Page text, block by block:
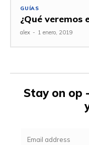
GUÍAS
¿Qué veremos
alex - 1 enero, 2019
Stay on op